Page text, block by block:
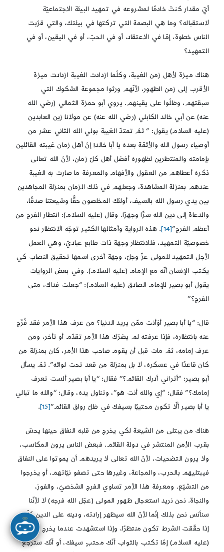
أيّ مقدار كنتَ خادمًا لمشروعه في تمهيد البيئة الاجتماعيّة
لاستقباله؟ وما هي البصمة التي تركتها في بيئتك، والتي قرّبت
الناس خطوة، إمّا في الاعتقاد، أو في الحبّ، أو في اليقين، أو في
التمهيد؟
هناك ميزة لأهل زمن الغيبة، وكلّما ازدادت الغيبة ازدادت ميزة
الأقرب إلى زمن الظهور، لأنّهم ورثوا مجموعة الشكوك التي
سبقتهم، وظلّوا على يقينهم. يروي أبو حمزة الثمالي (رضي الله
عنه) عن أبي خالد الكابلي (رضي الله عنه) عن مولانا زين العابدين
(عليه السلام) يقول: ” ثمّ تمتدّ الغيبة بولي الله الثاني عشر من
أوصياء رسول الله والأئمّة بعده يا أبا خالد! إنّ أهل زمان غيبته القائلين
بإمامته والمنتظرين لظهوره أفضل أهل كلّ زمان، لأنّ الله تعالى
ذكره أعطاهم من العقول والأفهام والمعرفة ما صارت به الغيبة
عندهم بمنزلة المشاهدة، وجعلهم في ذلك الزمان بمنزلة المجاهدين
بين يدي رسول الله بالسيف، أولئك المخلصون حقًّا وشيعتنا صدقًا،
والدعاة إلى دين الله سرًّا وجهرًا. وقال (عليه السلام): انتظار الفرج من
أعظم الفرج”[14]
. هذه الرواية وأمثالها الكثير توجّه الانتظار نحو
خصوصيّة التمهيد، فللانتظار وجهة ذات طابع عباديّ، وهي العمل
لأجل التمهيد للمولى عزّ وجلّ، وجهة أخرى اسمها تحقيق النصاب كي
يكتب الإنسان أنّه مع الإمام (عليه السلام). وفي بعض الروايات
يقول أبو بصير للإمام الصادق (عليه السلام): “جعلت فداك، متى
الفرج؟”
قال: “يا أبا بصير أوَأنت ممّن يريد الدنيا؟ من عرف هذا الأمر فقد فُرِّج
عنه بانتظاره، فإذا عرفته لم يضرّك هذا الأمر تقدّم أو تأخر، ومن
عرف إمامه، ثمّ مات قبل أن يقوم صاحب هذا الأمر، كان بمنزلة من
كان قاعدًا في عسكره، لا بل بمنزلة من قعد تحت لوائه”. ثمّ يسأل
أبو بصير: “أتراني أدرك القائم؟” فقال: “يا أبا بصير ألست تعرف
إمامك؟” فقال: “إي والله أنت هو”، وتناول يده، وقال: “والله ما تبالي
يا أبا بصير ألّا تكون محتبيًا بسيفك في ظلّ رواق القائم”[15]
.
هناك من يبتلى من الشيعة لكي يخرج من قلبه النفاق حينها يحسّ
بقرب الأمن المنتشر في دولة القائم. فبعض الناس يرون المكاسب،
ولا يرون التضحيات، لأنّ الله تعالى لا يريدهم أن يموتوا على النفاق
فيبتليهم بالحرب، والمجاعة، وغيرها حتى تصفو نيّاتهم، أو يخرجوا
من التشيّع. ومعرفة هذا الأمر تساوي الفرج الشخصيّ، والفوز،
والنجاة. نحن نريد استعجال ظهور المولى (عجّل الله فرجه) لا لأنّنا
سنأنس نحن بذلك إنّما لأنّ الله سيظهر إرادته، ودينه على الدين كلّه.
إذا حقّقت الشرط تكون منتظرًا، وإذا استشهدت عندما يخرج الإمام
(عليه السلام) إمّا تكتب بالثواب أنّك محتبٍ سيفك، أو أنّك سترجع